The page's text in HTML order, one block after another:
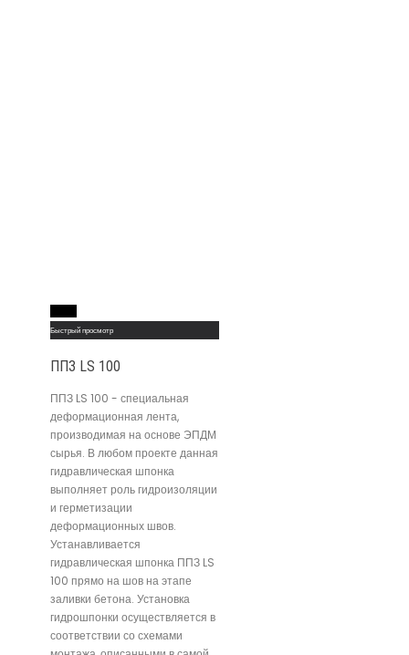
Быстрый просмотр
ППЗ LS 100
ППЗ LS 100 - специальная
деформационная лента,
производимая на основе ЭПДМ
сырья. В любом проекте данная
гидравлическая шпонка
выполняет роль гидроизоляции
и герметизации
деформационных швов.
Устанавливается
гидравлическая шпонка ППЗ LS
100 прямо на шов на этапе
заливки бетона. Установка
гидрошпонки осуществляется в
соответствии со схемами